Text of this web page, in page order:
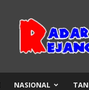
Rejang
NASIONAL